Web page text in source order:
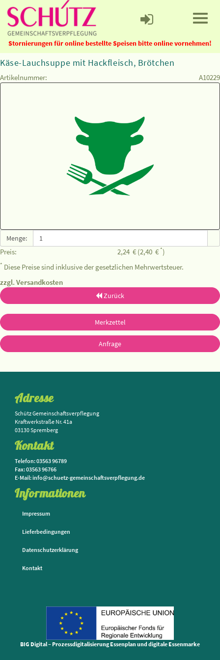
Stornierungen für online bestellte Speisen bitte online vornehmen!
Käse-Lauchsuppe mit Hackfleisch, Brötchen
Artikelnummer: A10229
Menge:
Preis: 2,24 € (2,40 € *)
* Diese Preise sind inklusive der gesetzlichen Mehrwertsteuer.
zzgl. Versandkosten
Zurück
Merkzettel
Anfrage
Adresse
Schütz Gemeinschaftsverpflegung
Kraftwerkstraße Nr. 41a
03130 Spremberg
Kontakt
Telefon: 03563 96789
Fax: 03563 96766
E-Mail: info@schuetz-gemeinschaftsverpflegung.de
Informationen
Impressum
Lieferbedingungen
Datenschutzerklärung
Kontakt
BIG Digital – Prozessdigitalisierung Essenplan und digitale Essenmarke